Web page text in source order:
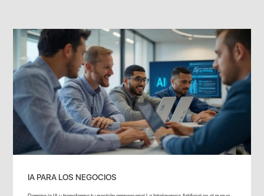
IA PARA LOS NEGOCIOS